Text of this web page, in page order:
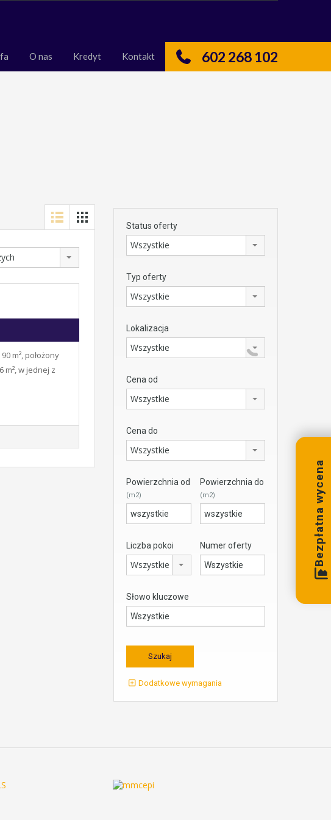
602 268 102
O nas Kredyt Kontakt
m², położony
w jednej z
Status oferty
Wszystkie
Typ oferty
Wszystkie
Lokalizacja
Wszystkie
Cena od
Wszystkie
Cena do
Wszystkie
Powierzchnia od
(m2)
Powierzchnia do
(m2)
Liczba pokoi
Wszystkie
Numer oferty
Słowo kluczowe
Dodatkowe wymagania
Bezpłatna wycena